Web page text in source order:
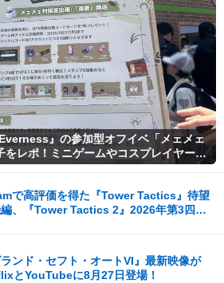
』の参加型オフイベ「メェメェ
をレポ！ミニゲームやコスプレイヤー撮
で高評価を得た『Tower Tactics』待望
、『Tower Tactics 2』2026年第3四半
ランド・セフト・オートVI』最新映像が
とYouTubeに8月27日登場！